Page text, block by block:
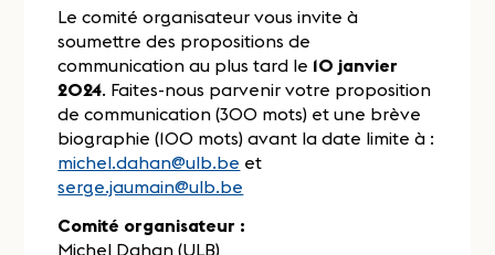
Le comité organisateur vous invite à
soumettre des propositions de
communication au plus tard le 10 janvier
2024. Faites-nous parvenir votre proposition
de communication (300 mots) et une brève
biographie (100 mots) avant la date limite à :
michel.dahan@ulb.be et
serge.jaumain@ulb.be
Comité organisateur :
Michel Dahan (ULB)